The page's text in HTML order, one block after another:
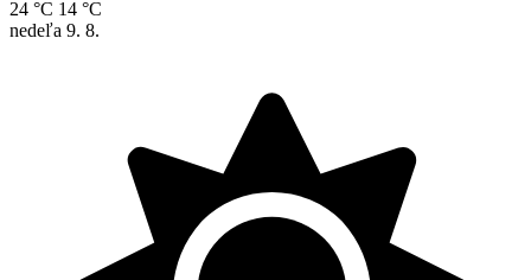
24 °C 14 °C
nedeľa 9. 8.